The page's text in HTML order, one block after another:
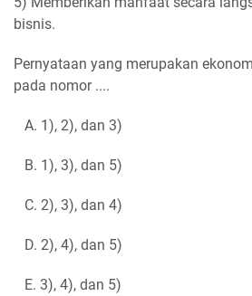
bisnis.
Pernyataan yang merupakan
pada nomor ....
A. 1), 2), dan 3)
B. 1), 3), dan 5)
C. 2), 3), dan 4)
D. 2), 4), dan 5)
E. 3), 4), dan 5)